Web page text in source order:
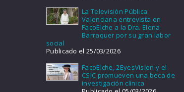
La Televisión Pública
Valenciana entrevista en
FacoElche a la Dra. Elena
Barraquer por su gran labor
social
Publicado el 25/03/2026
FacoElche, 2EyesVision y el
CSIC promueven una beca de
investigación clínica